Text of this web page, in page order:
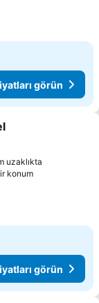
görün
uzaklıkta
konum
görün